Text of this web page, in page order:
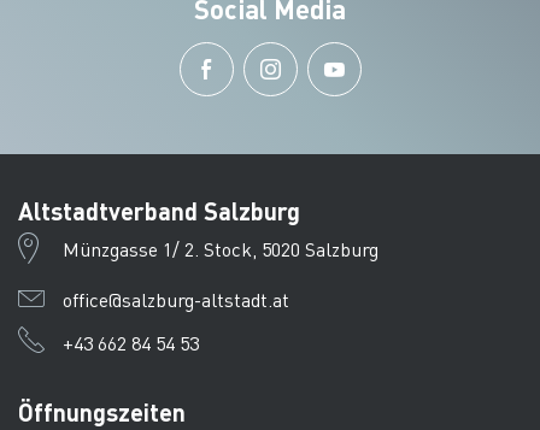
Social Media
Altstadtverband Salzburg
Münzgasse 1/ 2. Stock, 5020 Salzburg
office@salzburg-altstadt.at
+43 662 84 54 53
Öffnungszeiten